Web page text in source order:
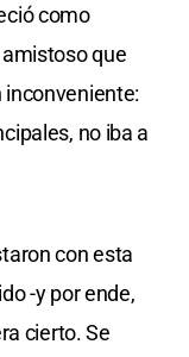
como
que
inconveniente:
no iba a
con esta
-y por ende,
cierto. Se